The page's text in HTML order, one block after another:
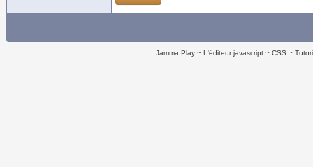
Jamma Play L'éditeur javascript CSS